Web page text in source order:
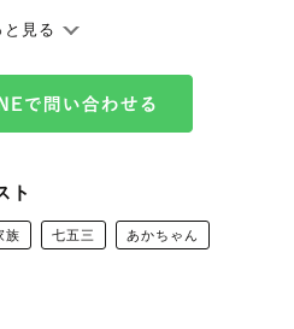
こそ、特別で尊いものだと思
うな、愛おしく思える写真を
と見る
ト
族 七五三 あかちゃん